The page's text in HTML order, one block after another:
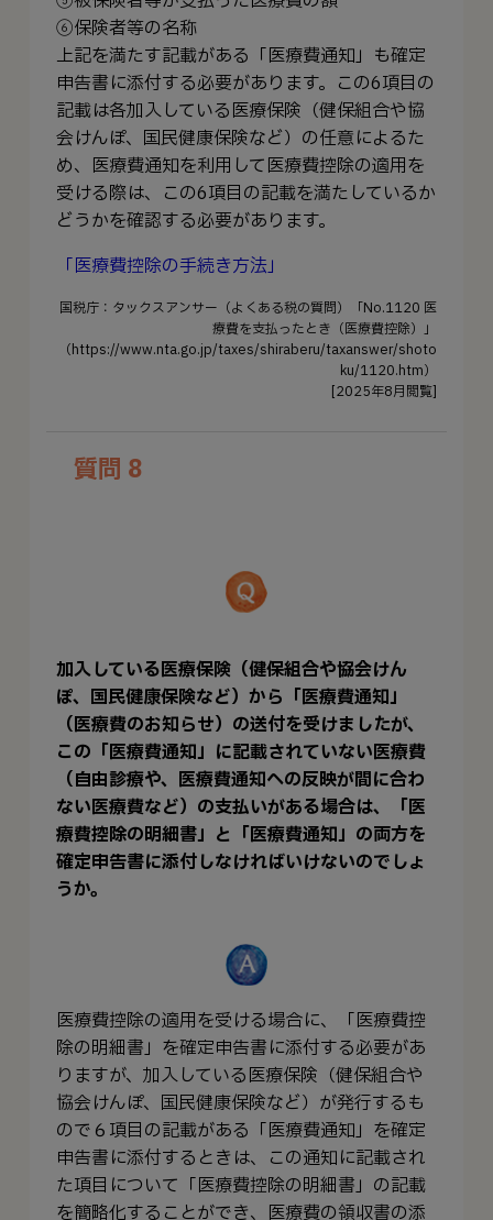
⑥保険者等の名称
上記を満たす記載がある「医療費通知」も確定
申告書に添付する必要があります。この6項目の
記載は各加入している医療保険（健保組合や協
会けんぽ、国民健康保険など）の任意によるた
め、医療費通知を利用して医療費控除の適用を
受ける際は、この6項目の記載を満たしているか
どうかを確認する必要があります。
「医療費控除の手続き方法」
国税庁：タックスアンサー（よくある税の質問）「No.1120 医
療費を支払ったとき（医療費控除）」
（https://www.nta.go.jp/taxes/shiraberu/taxanswer/shoto
ku/1120.htm）
[2025年8月閲覧]
質問 8
加入している医療保険（健保組合や協会けん
ぽ、国民健康保険など）から「医療費通知」
（医療費のお知らせ）の送付を受けましたが、
この「医療費通知」に記載されていない医療費
（自由診療や、医療費通知への反映が間に合わ
ない医療費など）の支払いがある場合は、「医
療費控除の明細書」と「医療費通知」の両方を
確定申告書に添付しなければいけないのでしょ
うか。
医療費控除の適用を受ける場合に、「医療費控
除の明細書」を確定申告書に添付する必要があ
りますが、加入している医療保険（健保組合や
協会けんぽ、国民健康保険など）が発行するも
ので６項目の記載がある「医療費通知」を確定
申告書に添付するときは、この通知に記載され
た項目について「医療費控除の明細書」の記載
を簡略化することができ、医療費の領収書の添